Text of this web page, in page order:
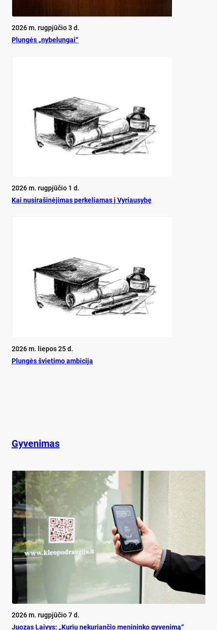
2026 m. rugpjūčio 3 d.
Plun­gės „ny­be­lun­gai“
2026 m. rugpjūčio 1 d.
Kai nu­si­ra­ši­nė­ji­mas per­ke­lia­mas į Vy­riau­sy­bę
2026 m. liepos 25 d.
Plun­gės švie­ti­mo am­bi­ci­ja
Gyvenimas
2026 m. rugpjūčio 7 d.
Juo­zas Lai­vys: „Ku­riu ne­ku­rian­čio me­ni­nin­ko gy­ve­ni­mą“